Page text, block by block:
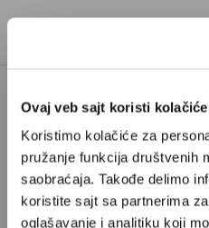
Ovaj veb sajt koristi kolačiće
Koristimo kolačiće za
pružanje funkcija društvenih
saobraćaja. Takođe delimo
koristite sajt sa partnerima
oglašavanje i analitiku koji
Poštovani, da biste
premium
odaberete jedan